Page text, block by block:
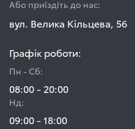
Або приїздіть до нас:
вул. Велика Кільцева, 56
Графік роботи:
Пн - Сб:
08:00 - 20:00
Нд:
09:00 - 18:00